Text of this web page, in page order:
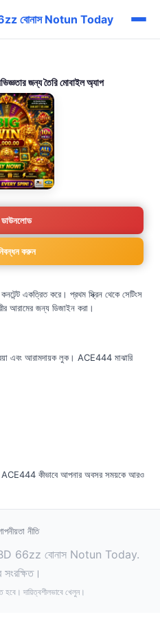
বোনাস Notun Today
জন্য তৈরি মোবাইল অ্যাপ
করুন
একত্রিত করে। প্রথম স্ক্রিন থেকে সেটিংস
আরামের জন্য ডিজাইন করা।
এবং আরামদায়ক লুক। ACE444 মাঝারি
কীভাবে আপনার অবসর সময়কে আরও
নীতি
66zz বোনাস Notun Today.
সংরক্ষিত।
হবে। দায়িত্বশীলভাবে খেলুন।